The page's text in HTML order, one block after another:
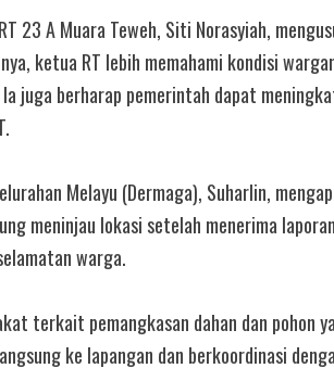
23 A Muara Teweh, Siti Norasyiah,
ketua RT lebih memahami kondisi
juga berharap pemerintah dapat
Melayu (Dermaga), Suharlin,
meninjau lokasi setelah menerima
warga.
terkait pemangkasan dahan dan pohon
ke lapangan dan berkoordinasi